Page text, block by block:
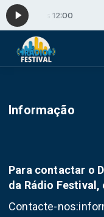
09:00 às 12:00
Informação
Para contactar o
da Rádio Festival,
Contacte-